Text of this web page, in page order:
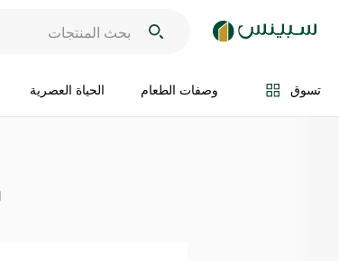
تسوق وصفات الطعام الحياة العصرية
اضف الى السلة